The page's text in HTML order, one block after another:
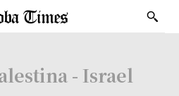
- Israel